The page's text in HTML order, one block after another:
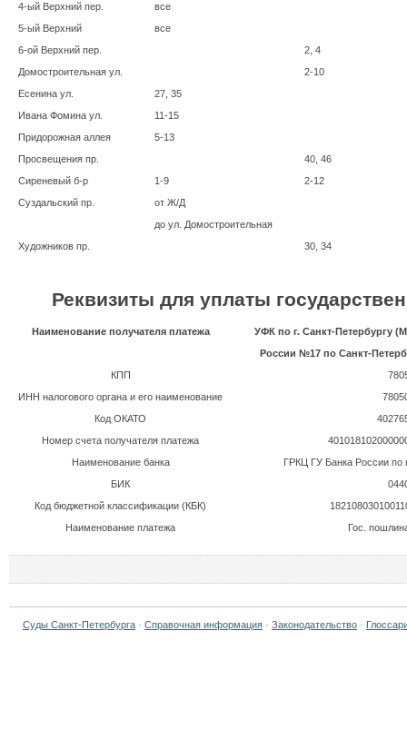
4-ый Верхний пер.
все
5-ый Верхний
все
6-ой Верхний пер.
2, 4
Домостроительная ул.
2-10
Есенина ул.
27, 35
Ивана Фомина ул.
11-15
Придорожная аллея
5-13
Просвещения пр.
40, 46
Сиреневый б-р
1-9
2-12
Суздальский пр.
от Ж/Д
до ул. Домостроительная
Художников пр.
30, 34
Реквизиты для уплаты
Наименование получателя платежа
УФК по г. Санкт-Петербургу
России №17 по Санкт-
КПП
ИНН налогового органа и его наименование
Код ОКАТО
Номер счета получателя платежа
Наименование банка
ГРКЦ ГУ Банка России по
БИК
Код бюджетной классификации (КБК)
Наименование платежа
Гос.
Суды Санкт-Петербурга · Справочная информация · Законодательство ·